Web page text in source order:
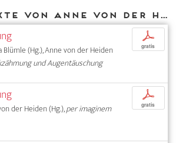
Weitere Texte von Anne von der Heiden bei DIAPHANES
Blümle (Hg.), Anne von der Heiden
und Augentäuschung
p
gratis
der Heiden (Hg.),per imaginem
p
gratis